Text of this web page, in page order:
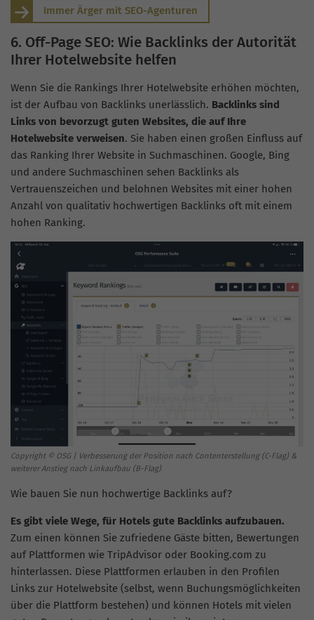
Immer Ärger mit SEO-Agenturen
6. Off-Page SEO: Wie Backlinks der Autorität
Ihrer Hotelwebsite helfen
Wenn Sie die Rankings Ihrer Hotelwebsite erhöhen möchten,
ist der Aufbau von Backlinks unerlässlich. Backlinks sind
Links von bevorzugt guten Websites, die auf Ihre
Hotelwebsite verweisen. Sie haben einen großen Einfluss auf
das Ranking Ihrer Website in Suchmaschinen. Google, Bing
und andere Suchmaschinen sehen Backlinks als
Vertrauenszeichen und belohnen Websites mit einer hohen
Anzahl von qualitativ hochwertigen Backlinks oft mit einem
hohen Ranking.
Copyright © OSG | Verbesserung der Position nach Contenterstellung (C-Flag) &
weiterer Anstieg nach Linkaufbau (B-Flag)
Wie bauen Sie nun hochwertige Backlinks auf?
Es gibt viele Wege, für Hotels gute Backlinks aufzubauen.
Zum einen können Sie zufriedene Gäste bitten, Bewertungen
auf Plattformen wie TripAdvisor oder Booking.com zu
hinterlassen. Diese Plattformen erlauben in den Profilen
Links zur Hotelwebsite (selbst, wenn Buchungsmöglichkeiten
über die Plattform bestehen) und können Hotels mit vielen